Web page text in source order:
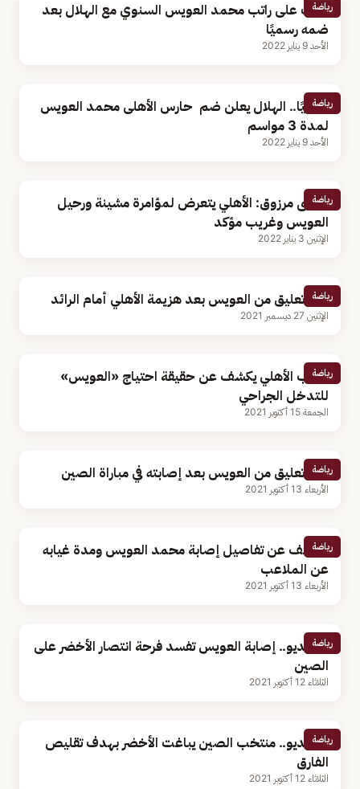
رياضة
تعرف على راتب محمد العويس السنوي مع الهلال بعد
ضمه رسميًا
الأحد 9 يناير 2022
رياضة
رسميًا.. الهلال يعلن ضم حارس الأهلى محمد العويس
لمدة 3 مواسم
الأحد 9 يناير 2022
رياضة
موسى مرزوق: الأهلي يتعرض لمؤامرة مشينة ورحيل
العويس وغريب مؤكد
الإثنين 3 يناير 2022
رياضة
أول تعليق من العويس بعد هزيمة الأهلي أمام الرائد
الإثنين 27 ديسمبر 2021
رياضة
طبيب الأهلي يكشف عن حقيقة احتياج «العويس»
للتدخل الجراحي
الجمعة 15 أكتوبر 2021
رياضة
أول تعليق من العويس بعد إصابته في مباراة الصين
الأربعاء 13 أكتوبر 2021
رياضة
الكشف عن تفاصيل إصابة محمد العويس ومدة غيابه
عن الملاعب
الأربعاء 13 أكتوبر 2021
رياضة
بالفيديو.. إصابة العويس تفسد فرحة انتصار الأخضر على
الصين
الثلاثاء 12 أكتوبر 2021
رياضة
بالفيديو.. منتخب الصين يباغت الأخضر بهدف تقليص
الفارق
الثلاثاء 12 أكتوبر 2021